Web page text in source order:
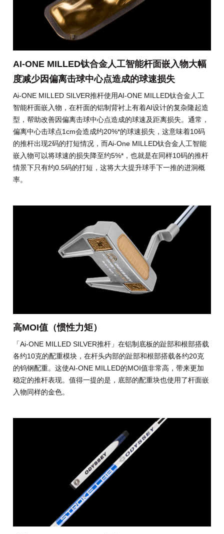
AI-ONE MILLED钛合金人工智能杆面嵌入物大幅
度减少因偏离击球中心点造成的球速损失
Ai-ONE MILLED SILVER推杆使用AI-ONE MILLED钛合金人工
智能杆面嵌入物，在杆面的铝制背衬上有着AI设计的复杂隆起造
型，帮助改善因偏离击球中心点造成的球速及距离损失。通常，
偏离中心击球点1cm会造成约20%*的球速损失，这意味着10码
的推杆出现2码的打短情况，而Ai-One MILLED钛合金人工智能
嵌入物可以将球速的损失降至约5%*，也就是在同样10码的推杆
情景下只有约0.5码的打短，这将大大提升球手下一推的进洞概
率。
高MOI值（惯性力矩）
「Ai-ONE MILLED SILVER推杆」在铝制底板的趾部和根部搭载
各约10克的配重模块，在杆头内部的趾部和根部搭载各约20克
的钨钢配重。这使AI-ONE MILLED的MOI值非常高，带来更加
稳定的推杆表现。值得一提的是，底部的配重块也使用了杆面嵌
入物同样的金色。